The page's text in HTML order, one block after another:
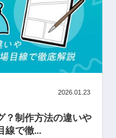
2026.01.23
？制作方法の違いや
線で徹...